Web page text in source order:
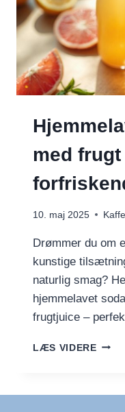
med
10. maj 2025
Drømmer du om
kunstige
naturlig smag?
hjemmelavet
frugtjuice –
LÆS VIDERE